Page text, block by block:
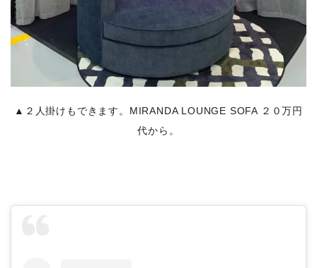
▲２人掛けもできます。MIRANDA LOUNGE SOFA ２０万円
代から。